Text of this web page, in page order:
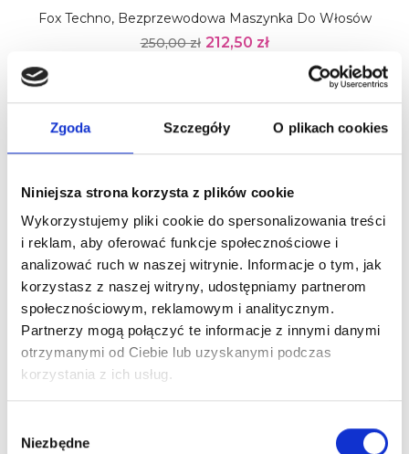
Zgoda Szczegóły O plikach cookies
Niniejsza strona korzysta z plików cookie
Wykorzystujemy pliki cookie do spersonalizowania treści
i reklam, aby oferować funkcje społecznościowe i
analizować ruch w naszej witrynie. Informacje o tym, jak
korzystasz z naszej witryny, udostępniamy partnerom
społecznościowym, reklamowym i analitycznym.
Partnerzy mogą połączyć te informacje z innymi danymi
otrzymanymi od Ciebie lub uzyskanymi podczas
korzystania z ich usług.
zgody
Niezbędne
Fox Techno, Bezprzewodowa Maszynka Do Włosów
250,00 zł 212,50 zł
FOX DRACO Profesjonalna Bezprzewodowa Maszynka
Do Włosów + Peleryna...
445,88 zł 379,00 zł